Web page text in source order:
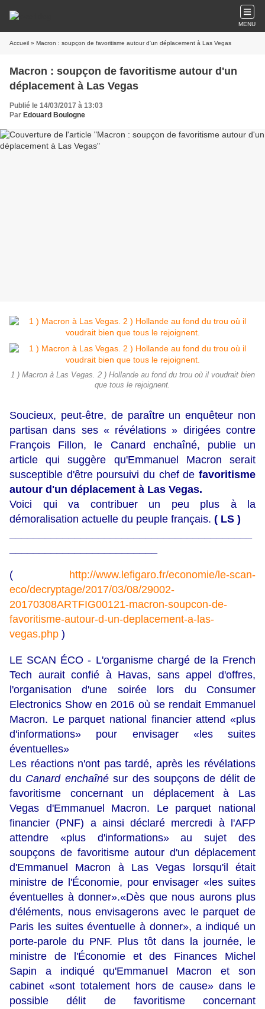
MENU
Accueil » Macron : soupçon de favoritisme autour d'un déplacement à Las Vegas
Macron : soupçon de favoritisme autour d'un
déplacement à Las Vegas
Publié le 14/03/2017 à 13:03
Par Edouard Boulogne
1 ) Macron à Las Vegas. 2 ) Hollande au fond du trou où il voudrait bien
que tous le rejoignent.
Soucieux, peut-être, de paraître un enquêteur non
partisan dans ses « révélations » dirigées contre
François Fillon, le Canard enchaîné, publie un
article qui suggère qu'Emmanuel Macron serait
susceptible d'être poursuivi du chef de favoritisme
autour d'un déplacement à Las Vegas.
Voici qui va contribuer un peu plus à la
démoralisation actuelle du peuple français. ( LS )
( http://www.lefigaro.fr/economie/le-scan-
eco/decryptage/2017/03/08/29002-
20170308ARTFIG00121-macron-soupcon-de-
favoritisme-autour-d-un-deplacement-a-las-
vegas.php )
LE SCAN ÉCO - L'organisme chargé de la French
Tech aurait confié à Havas, sans appel d'offres,
l'organisation d'une soirée lors du Consumer
Electronics Show en 2016 où se rendait Emmanuel
Macron. Le parquet national financier attend «plus
d'informations» pour envisager «les suites
éventuelles»
Les réactions n'ont pas tardé, après les révélations
du Canard enchaînésur des soupçons de délit de
favoritisme concernant un déplacement à Las
Vegas d'Emmanuel Macron. Le parquet national
financier (PNF) a ainsi déclaré mercredi à l'AFP
attendre «plus d'informations» au sujet des
soupçons de favoritisme autour d'un déplacement
d'Emmanuel Macron à Las Vegas lorsqu'il était
ministre de l'Économie, pour envisager «les suites
éventuelles à donner».«Dès que nous aurons plus
d'éléments, nous envisagerons avec le parquet de
Paris les suites éventuelle à donner», a indiqué un
porte-parole du PNF. Plus tôt dans la journée, le
ministre de l'Économie et des Finances Michel
Sapin a indiqué qu'Emmanuel Macron et son
cabinet «sont totalement hors de cause» dans le
possible délit de favoritisme concernant